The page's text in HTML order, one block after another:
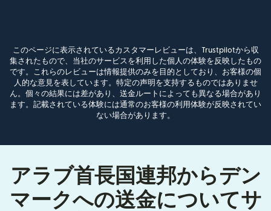
このページに表示されているカスタマーレビューは、Trustpilotから収
集されたもので、当社のサービスを利用した個人の体験を反映したもの
です。これらのレビューは情報提供のみを目的としており、お客様の個
人的な意見を表しています。特定の声明を支持するものではありませ
ん。個々の結果には差があり、送金ルートによっても異なる場合があり
ます。記載されている体験には通常のお客様の利用体験が反映されてい
ない場合があります。
アラブ首長国連邦からデン
マークへの送金についてサ